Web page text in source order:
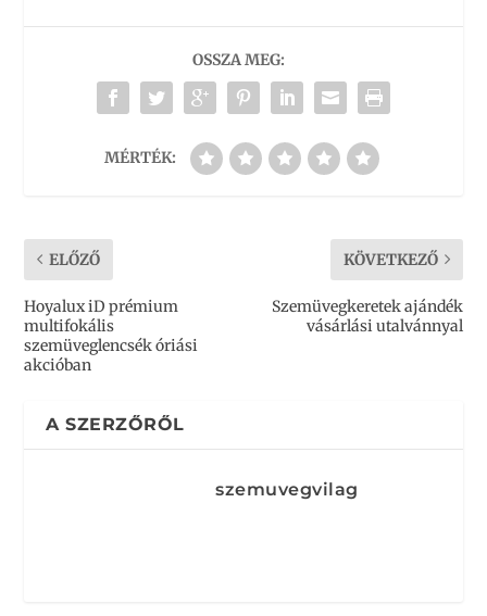
OSSZA MEG:
MÉRTÉK:
ELŐZŐ
Hoyalux iD prémium
multifokális
szemüveglencsék óriási
akcióban
KÖVETKEZŐ
Szemüvegkeretek ajándék
vásárlási utalvánnyal
A SZERZŐRŐL
szemuvegvilag